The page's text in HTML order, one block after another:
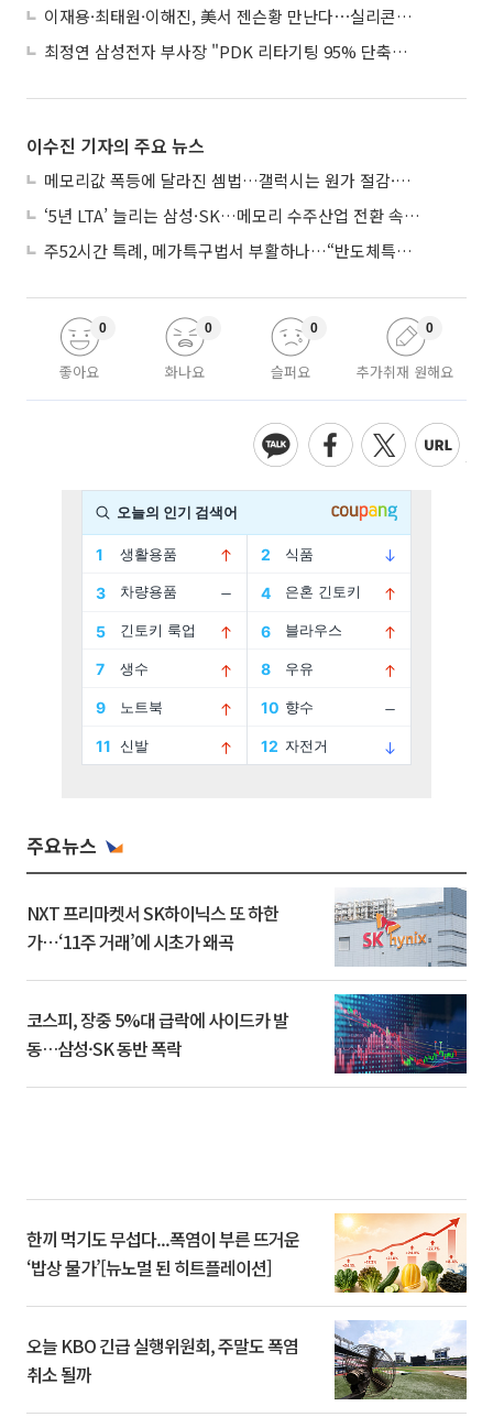
이재용·최태원·이해진, 美서 젠슨황 만난다⋯실리콘밸리 집결하는 AI리더
최정연 삼성전자 부사장 "PDK 리타기팅 95% 단축…에이전트 AI 시범 활용"
이수진 기자의 주요 뉴스
메모리값 폭등에 달라진 셈법…갤럭시는 원가 절감·아이폰은 서비스 확대
‘5년 LTA’ 늘리는 삼성·SK…메모리 수주산업 전환 속 다른 셈법
주52시간 특례, 메가특구법서 부활하나…“반도체특별법 담겨야”
좋아요
0
화나요
0
슬퍼요
0
추가취재 원해요
0
주요뉴스
NXT 프리마켓서 SK하이닉스 또 하한
가⋯‘11주 거래’에 시초가 왜곡
코스피, 장중 5%대 급락에 사이드카 발
동…삼성·SK 동반 폭락
한끼 먹기도 무섭다...폭염이 부른 뜨거운
‘밥상 물가’[뉴노멀 된 히트플레이션]
오늘 KBO 긴급 실행위원회, 주말도 폭염
취소 될까